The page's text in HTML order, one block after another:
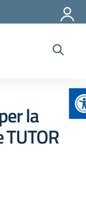
la
TUTOR